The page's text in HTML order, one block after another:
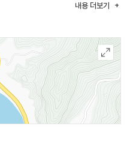
리를 보여준다. 입자의 크기가
출되면서 들쭉날쭉한 형상을 지니고
가 다를 때 침식속도의 차이가
높은 위치에 있었는데, 산사면
현재 위치에 자리 잡게 되었다.
는 것을 토플링 파괴라고 한다.
위 앞에도 몽돌해안이 있다.
내용 더보기